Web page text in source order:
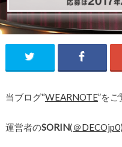
当ブログ“WEARNOTE”を
運営者のSORIN(＠DECOjp0